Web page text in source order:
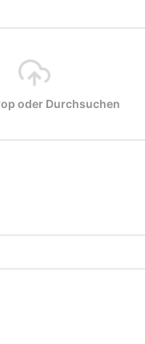
oder Durchsuchen